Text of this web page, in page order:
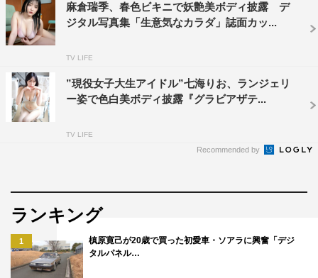
麻倉瑞季、春色ビキニで妖艶美ボディ披露 デ
ジタル写真集「生意気なカラダ」誌面カッ...
TV LIFE
”現役女子大生アイドル”七海りお、ランジェリ
ー姿で色白美ボディ披露『グラビアザテ...
TV LIFE
Recommended by
ランキング
1
槙原寛己が20歳で買った初愛車・ソアラに興奮「デジ
タルパネル…